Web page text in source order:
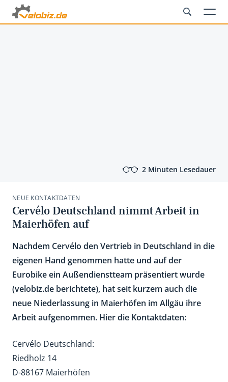
2 Minuten Lesedauer
NEUE KONTAKTDATEN
Cervélo Deutschland nimmt Arbeit in
Maierhöfen auf
Nachdem Cervélo den Vertrieb in Deutschland in die
eigenen Hand genommen hatte und auf der
Eurobike ein Außendienstteam präsentiert wurde
(velobiz.de berichtete), hat seit kurzem auch die
neue Niederlassung in Maierhöfen im Allgäu ihre
Arbeit aufgenommen. Hier die Kontaktdaten:
Cervélo Deutschland:
Riedholz 14
D-88167 Maierhöfen